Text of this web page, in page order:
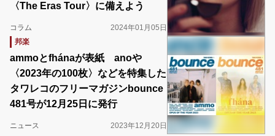
〈The Eras Tour〉に備えよう
コラム
2024年01月05日
邦楽
ammoとfhánaが表紙 anoや
〈2023年の100枚〉などを特集した
タワレコのフリーマガジンbounce
481号が12月25日に発行
ニュース 2023年12月20日